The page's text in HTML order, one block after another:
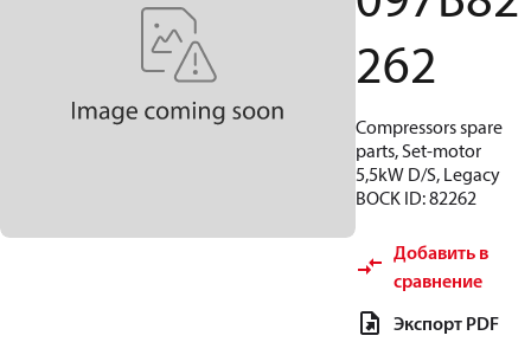
262
Compressors spare
parts, Set-motor
5,5kW D/S, Legacy
BOCK ID: 82262
Добавить в
сравнение
Экспорт PDF